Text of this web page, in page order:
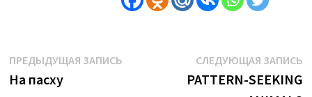
Навигация
по
ПРЕДЫДУЩАЯ ЗАПИСЬПредыдущая
На пасху
СЛЕДУЮЩАЯ ЗАПИСЬ
PATTERN-SEEKING